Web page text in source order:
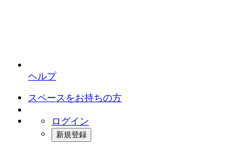
ヘルプ
スペースをお持ちの方
ログイン
新規登録